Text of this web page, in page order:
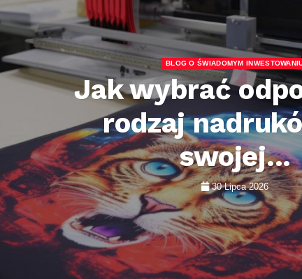
BLOG O ŚWIADOMYM
Jak wybrać
rodzaj
swojej...
30 Lipca 2026